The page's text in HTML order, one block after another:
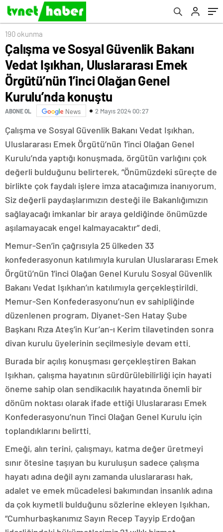
Olağan Genel Kurulu’nda konuştu
190 okunma
Çalışma ve Sosyal Güvenlik Bakanı
Vedat Işıkhan, Uluslararası Emek
Örgütü’nün 1’inci Olağan Genel
Kurulu’nda konuştu
ABONE OL News 2 Mayıs 2024 00:27
Çalışma ve Sosyal Güvenlik Bakanı Vedat Işıkhan,
Uluslararası Emek Örgütü’nün 1’inci Olağan Genel
Kurulu’nda yaptığı konuşmada, örgütün varlığını çok
değerli bulduğunu belirterek, “Önümüzdeki süreçte de
birlikte çok faydalı işlere imza atacağımıza inanıyorum.
Siz değerli paydaşlarımızın desteği ile Bakanlığımızın
sağlayacağı imkanlar bir araya geldiğinde önümüzde
aşılamayacak engel kalmayacaktır” dedi.
Memur-Sen’in çağrısıyla 25 ülkeden 33
konfederasyonun katılımıyla kurulan Uluslararası Emek
Örgütü’nün 1’inci Olağan Genel Kurulu Sosyal Güvenlik
Bakanı Vedat Işıkhan’ın katılımıyla gerçekleştirildi.
Memur-Sen Konfederasyonu’nun ev sahipliğinde
düzenlenen program, Diyanet-Sen Hatay Şube
Başkanı Rıza Ateş’in Kur’an-ı Kerim tilavetinden sonra
divan kurulu üyelerinin seçilmesiyle devam etti.
Burada bir açılış konuşması gerçekleştiren Bakan
Işıkhan, çalışma hayatının sürdürülebilirliği için hayati
öneme sahip olan sendikacılık hayatında önemli bir
dönüm noktası olarak ifade ettiği Uluslararası Emek
Konfederasyonu’nun 1’inci Olağan Genel Kurulu için
toplandıklarını belirtti.
Emeği, alın terini, çalışmayı, katma değer üretmeyi
sınır ötesine taşıyan bu kuruluşun sadece çalışma
hayatı adına değil aynı zamanda uluslararası hak,
adalet ve emek mücadelesi bakımından insanlık adına
da çok kıymetli bulduğunu sözlerine ekleyen Işıkhan,
“Cumhurbaşkanımız Sayın Recep Tayyip Erdoğan